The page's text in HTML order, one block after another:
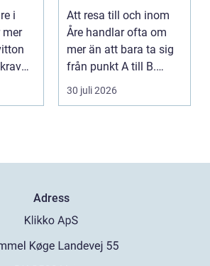
och
i
mer
ut...
Att resa till och inom
Åre handlar ofta om
mer än att bara ta sig
från punkt A till B.
Vädret skifta...
30 juli 2026
Adress